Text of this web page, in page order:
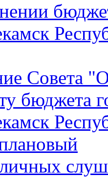
Совета
бюджета